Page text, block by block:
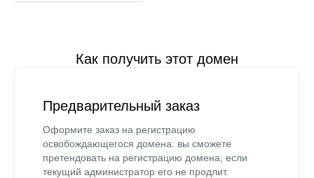
Как получить этот домен
Предварительный заказ
Оформите заказ на регистрацию
освобождающегося домена: вы сможете
претендовать на регистрацию домена, если
текущий администратор его не продлит.